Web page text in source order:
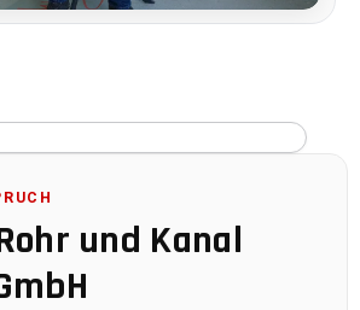
und Kanal